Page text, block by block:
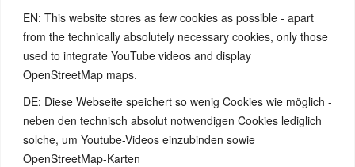
EN: This website stores as few cookies as possible - apart
from the technically absolutely necessary cookies, only those
used to integrate YouTube videos and display
OpenStreetMap maps.
DE: Diese Webseite speichert so wenig Cookies wie möglich -
neben den technisch absolut notwendigen Cookies lediglich
solche, um Youtube-Videos einzubinden sowie
OpenStreetMap-Karten
Seminare von Nicolas Barro, nicolasbarro.de
Naturnah-Seminar mit Nicolas Barro und Marco Pfister.
Internetseitewww.5bn.de.
Claudio Trupiano, „Danke Doktor Hamer“
Zur Einführung: Simona Cella, Marco Pfister, „Krankheit ist
etwas anderes“, Einführungsbüchlein zu den fünf biologischen
Naturgesetze des ital. Studienverbandes A.L.B.A. (heute: Ass.
Saluta Aktiva Onlus)